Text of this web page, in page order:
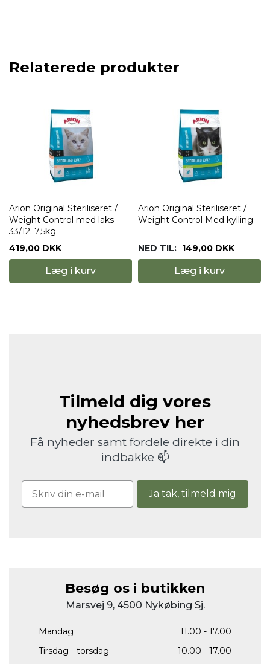
Relaterede produkter
Arion Original Steriliseret /
Weight Control med laks
33/12. 7,5kg
419,00 DKK
Læg i kurv
Arion Original Steriliseret /
Weight Control Med kylling
NED TIL: 149,00 DKK
Læg i kurv
Tilmeld dig vores
nyhedsbrev her
Få nyheder samt fordele direkte i din
indbakke 📫
Ja tak, tilmeld mig
Besøg os i butikken
Marsvej 9, 4500 Nykøbing Sj.
Mandag
11.00 - 17.00
Tirsdag - torsdag
10.00 - 17.00